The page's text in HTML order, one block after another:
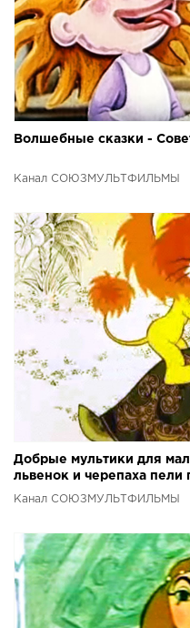
Волшебные сказки -
Канал СОЮЗМУЛЬТФИЛЬМЫ
Добрые мультики для
львенок и черепаха пели
Канал СОЮЗМУЛЬТФИЛЬМЫ